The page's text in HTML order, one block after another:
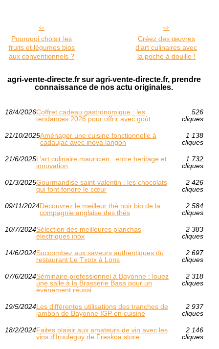
Pourquoi choisir les
fruits et légumes bios
aux conventionnels ?
Créez des œuvres
d'art culinaires avec
la poche à douille !
agri-vente-directe.fr sur agri-vente-directe.fr, prendre
connaissance de nos actu originales.
18/4/2026Coffret cadeau gastronomique : les
tendances 2026 pour offrir avec goût
526
cliques
21/10/2025Aménager une cuisine fonctionnelle à
cadaujac avec inova langon
1 138
cliques
21/6/2025L’art culinaire mauricien : entre heritage et
innovation
1 732
cliques
01/3/2025Gourmandise saint-valentin : les chocolats
qui font fondre le cœur
2 426
cliques
09/11/2024Découvrez le meilleur thé noir bio de la
compagnie anglaise des thés
2 584
cliques
10/7/2024Sélection des meilleures planchas
électriques inox
2 383
cliques
14/6/2024Succombez aux saveurs authentiques du
restaurant Le Txotx à Lons
2 697
cliques
07/6/2024Séminaire professionnel à Bayonne : louez
une salle à la Brasserie Basa pour un
événement réussi
2 318
cliques
19/5/2024Les différentes utilisations des tranches de
jambon de Bayonne IGP en cuisine
2 937
cliques
18/2/2024Faites plaisir aux amateurs de vin avec les
vins d'Irouleguy de Freskoa.store
2 146
cliques